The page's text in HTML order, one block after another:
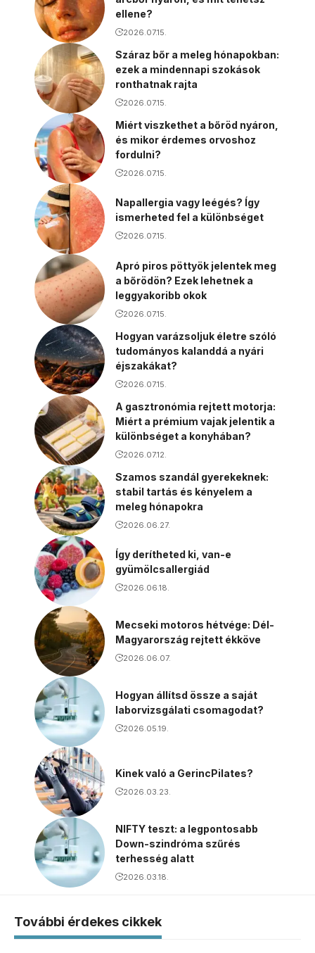
ellene?
2026.07.15.
Száraz bőr a meleg hónapokban:
ezek a mindennapi szokások
ronthatnak rajta
2026.07.15.
Miért viszkethet a bőröd nyáron,
és mikor érdemes orvoshoz
fordulni?
2026.07.15.
Napallergia vagy leégés? Így
ismerheted fel a különbséget
2026.07.15.
Apró piros pöttyök jelentek meg
a bőrödön? Ezek lehetnek a
leggyakoribb okok
2026.07.15.
Hogyan varázsoljuk életre szóló
tudományos kalanddá a nyári
éjszakákat?
2026.07.15.
A gasztronómia rejtett motorja:
Miért a prémium vajak jelentik a
különbséget a konyhában?
2026.07.12.
Szamos szandál gyerekeknek:
stabil tartás és kényelem a
meleg hónapokra
2026.06.27.
Így derítheted ki, van-e
gyümölcsallergiád
2026.06.18.
Mecseki motoros hétvége: Dél-
Magyarország rejtett ékköve
2026.06.07.
Hogyan állítsd össze a saját
laborvizsgálati csomagodat?
2026.05.19.
Kinek való a GerincPilates?
2026.03.23.
NIFTY teszt: a legpontosabb
Down-szindróma szűrés
terhesség alatt
2026.03.18.
További érdekes cikkek